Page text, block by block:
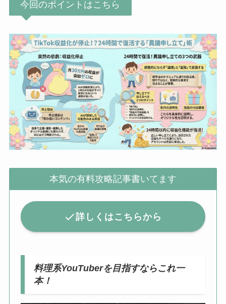
今回のポイントはこちら
本気の有料攻略記事書いてます
詳しくはこちらから
料理系YouTuberを目指すならこれ一
本！